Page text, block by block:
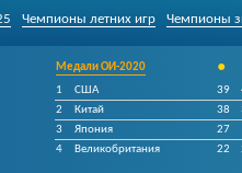
Чемпионы летних игр Чемпионы
Медали ОИ-2020 •
1
США 39
2
Китай 38
3
Япония 27
4
Великобритания 22